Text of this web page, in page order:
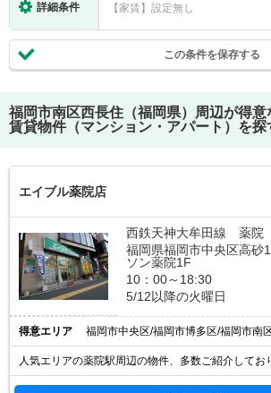
詳細条件 【家賃】設定無し
この条件を保存する
福岡市南区西長住（福岡県）
周辺が得
賃貸物件（マンション・アパート）を探
エイブル薬院店
西鉄天神大牟田線 薬院
福岡県福岡市中央区高
ソン薬院1F
10：00～18:30
5/12以降の火曜日
得意エリア
人気エリアの薬院駅周辺の物件、多数ご紹介してお